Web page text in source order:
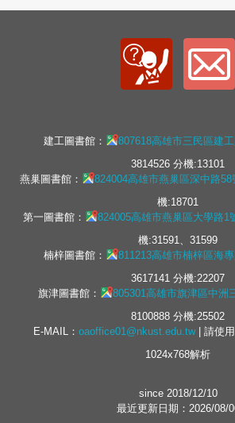
建工圖書館： 807618高雄市三民區建
3814526 分機:13101
燕巢圖書館：
824004高雄市燕巢區深中路58
機:18701
第一圖書館：
824005高雄市燕巢區大學路1
機:31591、31599
楠梓圖書館：
811213高雄市楠梓區海
3617141 分機:22207
旗津圖書館：
805301高雄市旗津區中洲
8100888 分機:25502
E-MAIL： oaoffice01@nkust.edu.tw| 請使用
1024x768解析
since 2018/12/10
最近更新日期：2026/08/